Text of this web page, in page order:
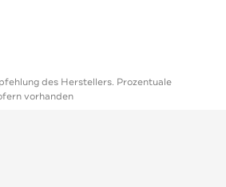
des Herstellers. Prozentuale
vorhanden